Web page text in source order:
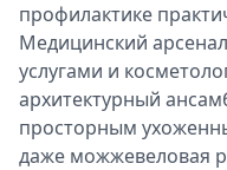
профилактике
Медицинский
услугами и
архитектурный
просторным
даже можжевеловая